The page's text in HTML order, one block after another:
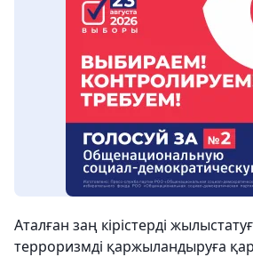
Аталған заң кірістерді
терроризмді қаржыландыруға